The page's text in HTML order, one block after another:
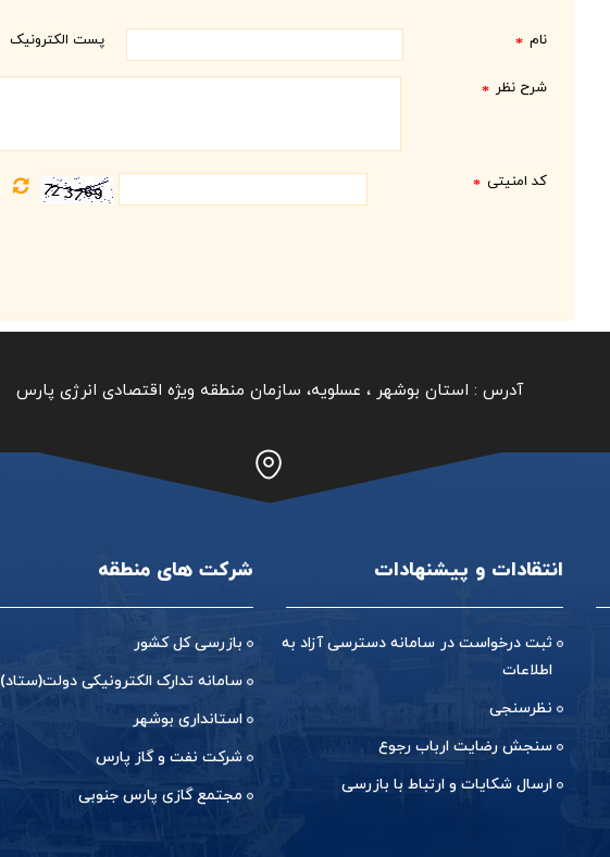
نام * پست الکترونیک
شرح نظر *
کد امنیتی *
آدرس : استان بوشهر ‏، عسلویه، سازمان منطقه ویژه اقتصادی انرژی پارس
انتقادات و پیشنهادات
ثبت درخواست در سامانه دسترسی آزاد به
اطلاعات
نظرسنجی
سنجش رضایت ارباب رجوع
ارسال شکایات و ارتباط با بازرسی
شرکت های منطقه
بازرسی کل کشور
سامانه تدارک الکترونیکی دولت(ستاد)
استانداری بوشهر
شرکت نفت و گاز پارس
مجتمع گازی پارس جنوبی